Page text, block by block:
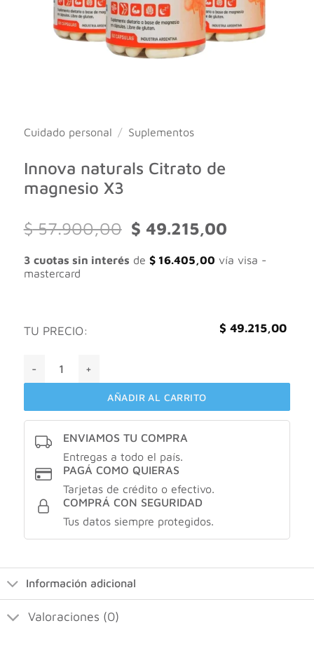
Cuidado personal / Suplementos
Innova naturals Citrato de
magnesio X3
$57.900,00
El
precio
original
era:
$ 49.215,00El
es:
3 cuotas sin interés de $16.405,00 vía visa -
mastercard
TU PRECIO: $ 49.215,00
AÑADIR AL CARRITO
ENVIAMOS TU COMPRA
Entregas a todo el país.
PAGÁ COMO QUIERAS
Tarjetas de crédito o efectivo.
COMPRÁ CON SEGURIDAD
Tus datos siempre protegidos.
Información adicional
Valoraciones (0)